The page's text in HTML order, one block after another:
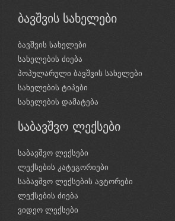
ბავშვის სახელები
ბავშვის სახელები
სახელების ძიება
პოპულარული ბავშვის სახელები
სახელების ტიპები
სახელების დამატება
საბავშვო ლექსები
საბავშვო ლექსები
ლექსების კატეგორიები
საბავშვო ლექსების ავტორები
ლექსების ძიება
ვიდეო ლექსები